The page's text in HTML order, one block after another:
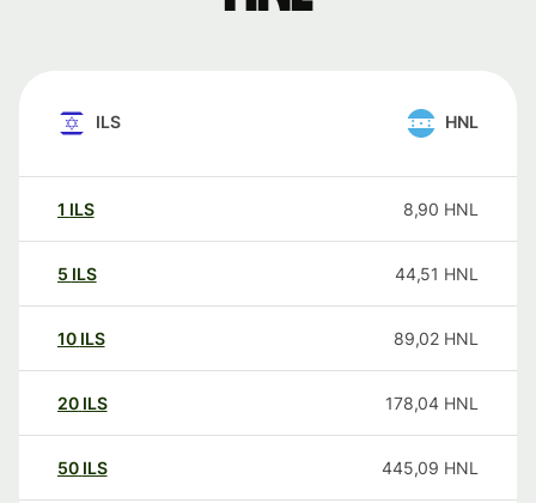
ILS HNL
1 ILS 8,90 HNL
5 ILS 44,51 HNL
10 ILS 89,02 HNL
20 ILS 178,04 HNL
50 ILS 445,09 HNL